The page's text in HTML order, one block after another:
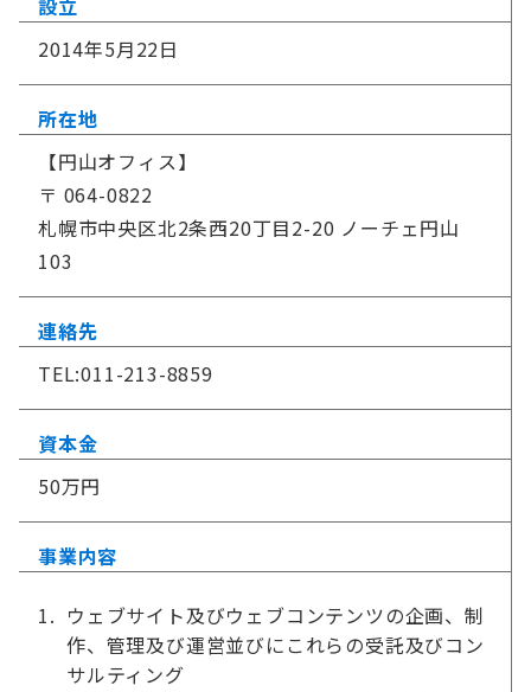
2014年5月22日
所在地
【円山オフィス】
〒 064-0822
札幌市中央区北2条西20丁目2-20 ノーチェ円山
103
連絡先
TEL:011-213-8859
資本金
50万円
事業内容
ウェブサイト及びウェブコンテンツの企画、制
作、管理及び運営並びにこれらの受託及びコン
サルティング